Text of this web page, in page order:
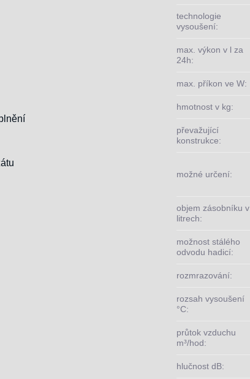
technologie
vysoušení:
max. výkon v l za
24h:
max. příkon ve W:
hmotnost v kg:
převažující
konstrukce:
možné určení:
objem zásobníku v
litrech:
možnost stálého
odvodu hadicí:
rozmrazování:
rozsah vysoušení
°C:
průtok vzduchu
m³/hod:
hlučnost dB: